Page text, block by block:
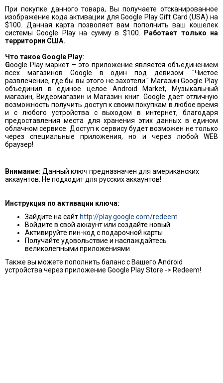
При покупке данного товара, Вы получаете отсканированное
изображение кода активации для Google Play Gift Card (USA) на
$100. Данная карта позволяет вам пополнить ваш кошелек
системы Google Play на сумму в $100. Работает только на
территории США.
Что такое Google Play:
Google Play маркет – это приложение является объединением
всех магазинов Google в один под девизом: "Чистое
развлечение, где бы вы этого не захотели." Магазин Google Play
объединил в единое целое Android Market, Музыкальный
магазин, Видеомагазин и Магазин книг. Google дает отличную
возможность получить доступ к своим покупкам в любое время
и с любого устройства с выходом в интернет, благодаря
предоставления места для хранения этих данных в едином
облачном сервисе. Доступ к сервису будет возможен не только
через специальные приложения, но и через любой WEB
браузер!
Внимание: Данный ключ предназначен для американских
аккаунтов. Не подходит для русских аккаунтов!
Инструкция по активации ключа:
Зайдите на сайтhttp://play.google.com/redeem
Войдите в свой аккаунт или создайте новый
Активируйте пин-код с подарочной карты
Получайте удовольствие и наслаждайтесь
великолепными приложениями
Также вы можете пополнить баланс с Вашего Android
устройства через приложение Google Play Store -> Redeem!